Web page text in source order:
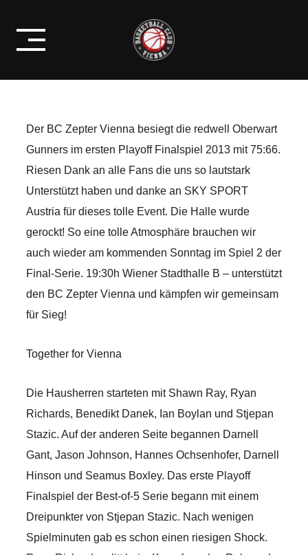
content
ERSTER PLAYOFF FINALSIEG DER
VEREINSGESCHICHTE
Der BC Zepter Vienna besiegt die redwell Oberwart
Gunners im ersten Playoff Finalspiel 2013 mit 75:66.
Riesen Dank an alle Fans die uns so lautstark
Unterstützt haben und danke an SKY SPORT
Austria für dieses tolle Event. Die Halle wurde
gerockt! So eine tolle Atmosphäre brauchen wir
auch wieder am kommenden Sonntag im Spiel 2 der
Final-Serie. 19:30h Wiener Stadthalle B – unterstützt
den BC Zepter Vienna und kämpfen wir gemeinsam
für Sieg!
Together for Vienna
Die Hausherren starteten mit Shawn Ray, Ryan
Richards, Benedikt Danek, Ian Boylan und Stjepan
Stazic. Auf der anderen Seite begannen Darnell
Gant, Jason Johnson, Hannes Ochsenhofer, Darnell
Hinson und Seamus Boxley. Das erste Playoff
Finalspiel der Best-of-5 Serie begann mit einem
Dreipunkter von Stjepan Stazic. Nach wenigen
Spielminuten gab es schon einen riesigen Shock.